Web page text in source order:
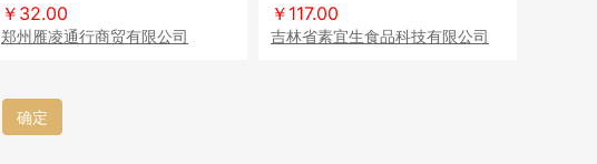
￥32.00
郑州雁凌通行商贸有限公司
￥117.00
吉林省素宜生食品科技有限公司
确定